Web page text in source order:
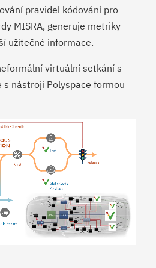
pravidel kódování pro
MISRA, generuje metriky
užitečné informace.
virtuální setkání s
s nástroji Polyspace formou